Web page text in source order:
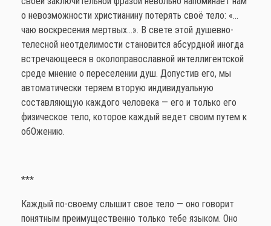
о невозможности христианину потерять своё тело: «…
чаю воскресения мертвых…». В свете этой душевно-
телесной неотделимости становится абсурдной иногда
встречающееся в околоправославной интеллигентской
среде мнение о переселении душ. Допустив его, мы
автоматически теряем вторую индивидуальную
составляющую каждого человека — его и только его
физическое тело, которое каждый ведет своим путем к
обОжению.
***
Каждый по-своему слышит свое тело — оно говорит
понятным преимущественно только тебе языком. Оно